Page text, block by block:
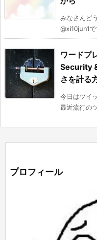
みなさんど
@xi10jun1
ワードプ
Security
さを計る
今日はツイ
最近流行の
プロフィール